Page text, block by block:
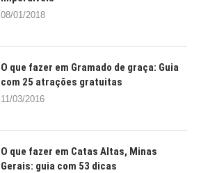
08/01/2018
O que fazer em Gramado de graça: Guia
com 25 atrações gratuitas
11/03/2016
O que fazer em Catas Altas, Minas
Gerais: guia com 53 dicas